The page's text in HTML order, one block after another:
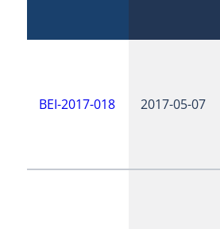
BEI-2017-018 2017-05-07